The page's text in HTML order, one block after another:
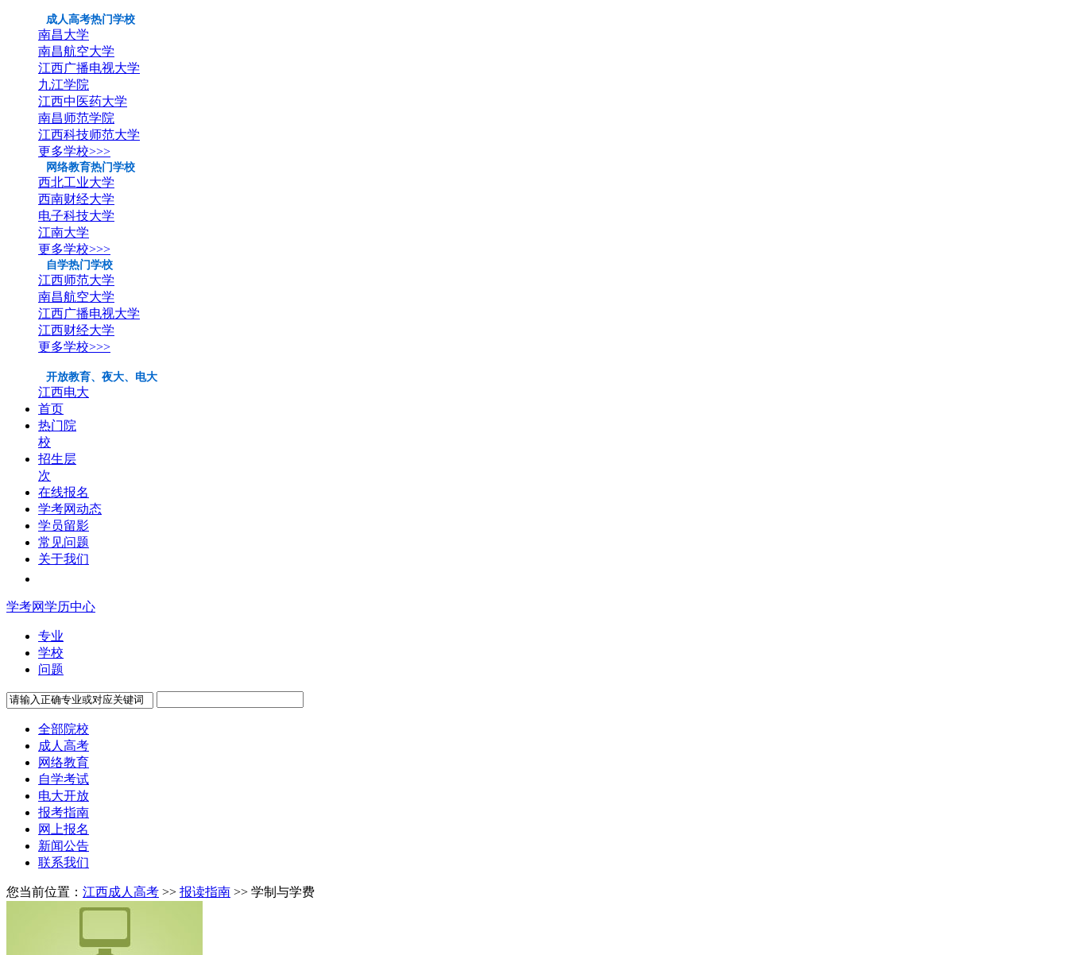
成人高考热门学校
南昌大学
南昌航空大学
江西广播电视大学
九江学院
江西中医药大学
南昌师范学院
江西科技师范大学
更多学校>>>
网络教育热门学校
西北工业大学
西南财经大学
电子科技大学
江南大学
更多学校>>>
自学热门学校
江西师范大学
南昌航空大学
江西广播电视大学
江西财经大学
更多学校>>>
开放教育、夜大、电大
江西电大
首页
热门院
校
招生层
次
在线报名
学考网动态
学员留影
常见问题
关于我们
学考网学历中心
专业
学校
问题
全部院校
成人高考
网络教育
自学考试
电大开放
报考指南
网上报名
新闻公告
联系我们
您当前位置： 江西成人高考 >> 报读指南 >> 学制与学费